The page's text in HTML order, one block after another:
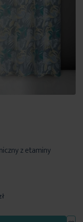
z etaminy